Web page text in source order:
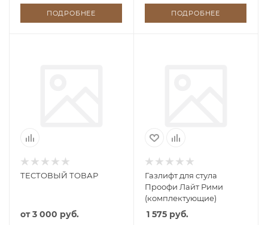
ПОДРОБНЕЕ ПОДРОБНЕЕ
ТЕСТОВЫЙ ТОВАР
от3 000 руб.
Газлифт для стула
Проофи Лайт Рими
(комплектующие)
1 575 руб.